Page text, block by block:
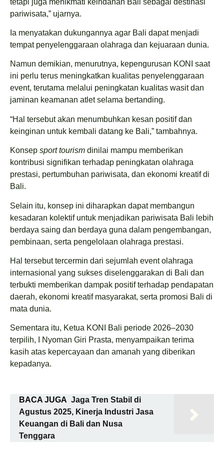
pariwisata,” ujarnya.
Ia menyatakan dukungannya agar Bali dapat menjadi
tempat penyelenggaraan olahraga dan kejuaraan dunia.
Namun demikian, menurutnya, kepengurusan KONI saat
ini perlu terus meningkatkan kualitas penyelenggaraan
event, terutama melalui peningkatan kualitas wasit dan
jaminan keamanan atlet selama bertanding.
“Hal tersebut akan menumbuhkan kesan positif dan
keinginan untuk kembali datang ke Bali,” tambahnya.
Konsep sport tourism dinilai mampu memberikan
kontribusi signifikan terhadap peningkatan olahraga
prestasi, pertumbuhan pariwisata, dan ekonomi kreatif di
Bali.
Selain itu, konsep ini diharapkan dapat membangun
kesadaran kolektif untuk menjadikan pariwisata Bali lebih
berdaya saing dan berdaya guna dalam pengembangan,
pembinaan, serta pengelolaan olahraga prestasi.
Hal tersebut tercermin dari sejumlah event olahraga
internasional yang sukses diselenggarakan di Bali dan
terbukti memberikan dampak positif terhadap pendapatan
daerah, ekonomi kreatif masyarakat, serta promosi Bali di
mata dunia.
Sementara itu, Ketua KONI Bali periode 2026–2030
terpilih, I Nyoman Giri Prasta, menyampaikan terima
kasih atas kepercayaan dan amanah yang diberikan
kepadanya.
BACA JUGA Jaga Tren Stabil di
Agustus 2025, Kinerja Industri Jasa
Keuangan di Bali dan Nusa
Tenggara